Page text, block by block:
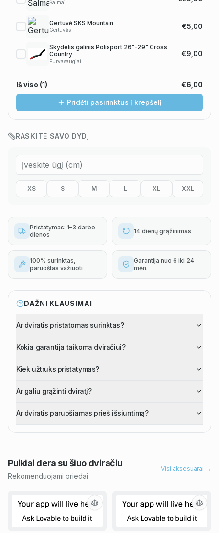
Šalmai
Gertuvė SKS Mountain
Gertuvės €5,00
Skydelis galinis Polisport 26"-29" Cross
Country
Purvasaugiai
€9,00
Iš viso (1) €6,00
Pridėti pasirinktus į krepšelį
RASKITE SAVO DYDĮ
XS S M L XL XXL
Pristatymas: 1–3 darbo
dienos
14 dienų grąžinimas
100% surinktas,
paruoštas važiuoti
Garantija nuo 6 iki 24
mėn.
DAŽNI KLAUSIMAI
Ar dviratis pristatomas surinktas?
Kokia garantija taikoma dviračiui?
Kiek užtruks pristatymas?
Ar galiu grąžinti dviratį?
Ar dviratis paruošiamas prieš išsiuntimą?
Puikiai dera su šiuo dviračiu
Rekomenduojami priedai
Visi aksesuarai →